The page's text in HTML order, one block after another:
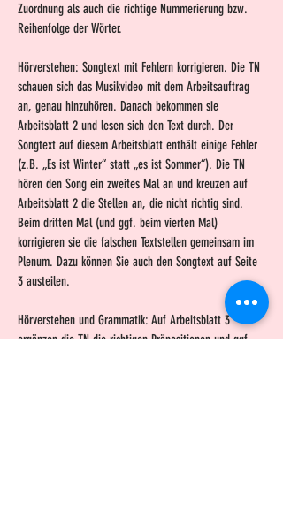
Zuordnung als auch die richtige Nummerierung bzw.
Reihenfolge der Wörter.
Hörverstehen: Songtext mit Fehlern korrigieren. Die TN
schauen sich das Musikvideo mit dem Arbeitsauftrag
an, genau hinzuhören. Danach bekommen sie
Arbeitsblatt 2 und lesen sich den Text durch. Der
Songtext auf diesem Arbeitsblatt enthält einige Fehler
(z.B. „Es ist Winter“ statt „es ist Sommer“). Die TN
hören den Song ein zweites Mal an und kreuzen auf
Arbeitsblatt 2 die Stellen an, die nicht richtig sind.
Beim dritten Mal (und ggf. beim vierten Mal)
korrigieren sie die falschen Textstellen gemeinsam im
Plenum. Dazu können Sie auch den Songtext auf Seite
3 austeilen.
Hörverstehen und Grammatik: Auf Arbeitsblatt 3
ergänzen die TN die richtigen Präpositionen und ggf.